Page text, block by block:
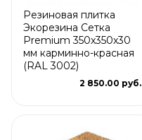
Резиновая плитка
Экорезина Сетка
Premium 350x350x30
мм карминно-красная
(RAL 3002)
2 850.00 руб.